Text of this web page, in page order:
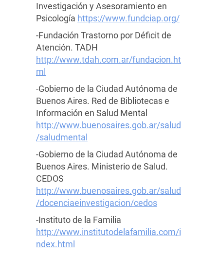
Investigación y Asesoramiento en
Psicología https://www.fundciap.org/
-Fundación Trastorno por Déficit de
Atención. TADH
http://www.tdah.com.ar/fundacion.ht
ml
-Gobierno de la Ciudad Autónoma de
Buenos Aires. Red de Bibliotecas e
Información en Salud Mental
http://www.buenosaires.gob.ar/salud
/saludmental
-Gobierno de la Ciudad Autónoma de
Buenos Aires. Ministerio de Salud.
CEDOS
http://www.buenosaires.gob.ar/salud
/docenciaeinvestigacion/cedos
-Instituto de la Familia
http://www.institutodelafamilia.com/i
ndex.html